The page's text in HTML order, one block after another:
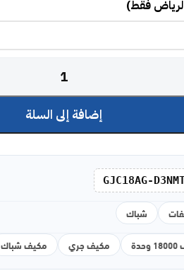
فقط)
إضافة إلى السلة
GJC18AG-
شباك
مكيف جري مكيف شباك